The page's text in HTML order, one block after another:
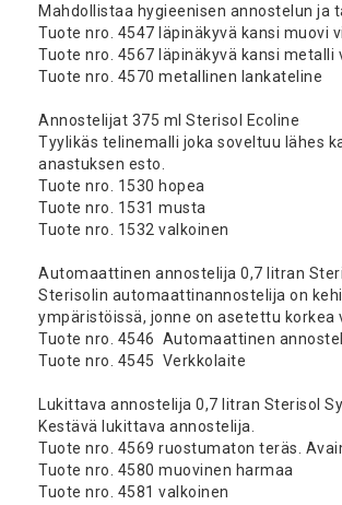
Mahdollistaa hygieenisen annostelun ja
Tuote nro. 4547 läpinäkyvä kansi muovi
Tuote nro. 4567 läpinäkyvä kansi metalli
Tuote nro. 4570 metallinen lankateline
Annostelijat 375 ml Sterisol Ecoline
Tyylikäs telinemalli joka soveltuu lähes
anastuksen esto.
Tuote nro. 1530 hopea
Tuote nro. 1531 musta
Tuote nro. 1532 valkoinen
Automaattinen annostelija 0,7 litran
Sterisolin automaattinannostelija on
ympäristöissä, jonne on asetettu korkea
Tuote nro. 4546 Automaattinen
Tuote nro. 4545 Verkkolaite
Lukittava annostelija 0,7 litran Sterisol
Kestävä lukittava annostelija.
Tuote nro. 4569 ruostumaton teräs.
Tuote nro. 4580 muovinen harmaa
Tuote nro. 4581 valkoinen